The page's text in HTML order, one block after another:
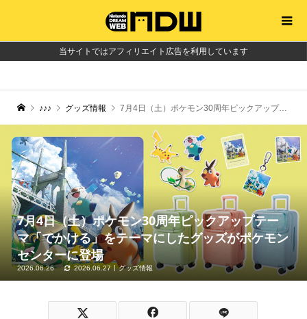
当サイトではアフィリエイト広告を利用しています
♪♪♪ グッズ情報 7月4日（土）ポケモン30周年ピックアップテーマ「でかける」をテーマにしたグッズがポケモンセンターに登場
7月4日（土）ポケモン30周年ピックアップテー
マ「でかける」をテーマにしたグッズがポケモン
センターに登場
2026.06.26 2026.06.27 グッズ情報